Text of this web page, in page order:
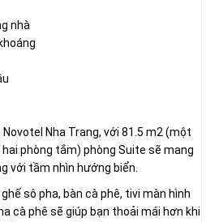
nhà
Nha Trang, với 81.5 m2 (một
phòng tắm) phòng Suite sẽ mang
với tầm nhìn hướng biển.
sô pha, bàn cà phê, tivi màn hình
cà phê sẽ giúp bạn thoải mái hơn khi